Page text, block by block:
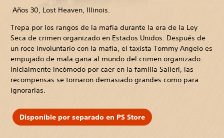
Años 30, Lost Heaven, Illinois.
Trepa por los rangos de la mafia durante la era de la Ley
Seca de crimen organizado en Estados Unidos. Después de
un roce involuntario con la mafia, el taxista Tommy Angelo es
empujado de mala gana al mundo del crimen organizado.
Inicialmente incómodo por caer en la familia Salieri, las
recompensas se tornaron demasiado grandes como para
ignorarlas.
Disponible por separado en PS Store